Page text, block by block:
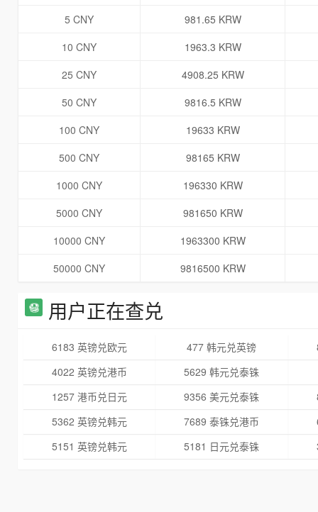
5 CNY
981.65 KRW
10 CNY
1963.3 KRW
25 CNY
4908.25 KRW
50 CNY
9816.5 KRW
100 CNY
19633 KRW
500 CNY
98165 KRW
1000 CNY
196330 KRW
5000 CNY
981650 KRW
10000 CNY
1963300 KRW
50000 CNY
9816500 KRW
用户正在查兑
6183 英镑兑欧元 477 韩元兑英镑
4022 英镑兑港币
5629 韩元兑泰铢
1257 港币兑日元
9356 美元兑泰铢
5362 英镑兑韩元
7689 泰铢兑港币
5151 英镑兑韩元
5181 日元兑泰铢